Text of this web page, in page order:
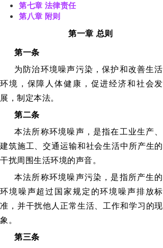
第七章 法律责任
第八章 附则
第一章 总则
第一条
为防治环境噪声污染，保护和改善生活
环境，保障人体健康，促进经济和社会发
展，制定本法。
第二条
本法所称环境噪声，是指在工业生产、
建筑施工、交通运输和社会生活中所产生的
干扰周围生活环境的声音。
本法所称环境噪声污染，是指所产生的
环境噪声超过国家规定的环境噪声排放标
准，并干扰他人正常生活、工作和学习的现
象。
第三条